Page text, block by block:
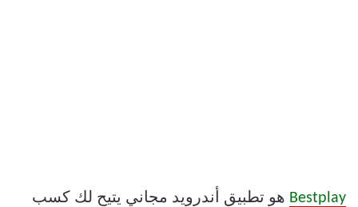
Bestplay هو تطبيق أندرويد مجاني يتيح لك كسب